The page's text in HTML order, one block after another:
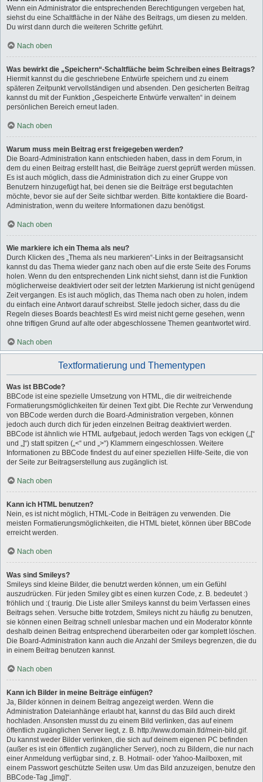
Wenn ein Administrator die entsprechenden Berechtigungen vergeben hat,
siehst du eine Schaltfläche in der Nähe des Beitrags, um diesen zu melden.
Du wirst dann durch die weiteren Schritte geführt.
Nach oben
Was bewirkt die „Speichern“-Schaltfläche beim Schreiben eines Beitrags?
Hiermit kannst du die geschriebene Entwürfe speichern und zu einem
späteren Zeitpunkt vervollständigen und absenden. Den gesicherten Beitrag
kannst du mit der Funktion „Gespeicherte Entwürfe verwalten“ in deinem
persönlichen Bereich erneut laden.
Nach oben
Warum muss mein Beitrag erst freigegeben werden?
Die Board-Administration kann entschieden haben, dass in dem Forum, in
dem du einen Beitrag erstellt hast, die Beiträge zuerst geprüft werden müssen.
Es ist auch möglich, dass die Administration dich zu einer Gruppe von
Benutzern hinzugefügt hat, bei denen sie die Beiträge erst begutachten
möchte, bevor sie auf der Seite sichtbar werden. Bitte kontaktiere die Board-
Administration, wenn du weitere Informationen dazu benötigst.
Nach oben
Wie markiere ich ein Thema als neu?
Durch Klicken des „Thema als neu markieren“-Links in der Beitragsansicht
kannst du das Thema wieder ganz nach oben auf die erste Seite des Forums
holen. Wenn du den entsprechenden Link nicht siehst, dann ist die Funktion
möglicherweise deaktiviert oder seit der letzten Markierung ist nicht genügend
Zeit vergangen. Es ist auch möglich, das Thema nach oben zu holen, indem
du einfach eine Antwort darauf schreibst. Stelle jedoch sicher, dass du die
Regeln dieses Boards beachtest! Es wird meist nicht gerne gesehen, wenn
ohne triftigen Grund auf alte oder abgeschlossene Themen geantwortet wird.
Nach oben
Textformatierung und Thementypen
Was ist BBCode?
BBCode ist eine spezielle Umsetzung von HTML, die dir weitreichende
Formatierungsmöglichkeiten für deinen Text gibt. Die Rechte zur Verwendung
von BBCode werden durch die Board-Administration vergeben, können
jedoch auch durch dich für jeden einzelnen Beitrag deaktiviert werden.
BBCode ist ähnlich wie HTML aufgebaut, jedoch werden Tags von eckigen („[“
und „]“) statt spitzen („<“ und „>“) Klammern eingeschlossen. Weitere
Informationen zu BBCode findest du auf einer speziellen Hilfe-Seite, die von
der Seite zur Beitragserstellung aus zugänglich ist.
Nach oben
Kann ich HTML benutzen?
Nein, es ist nicht möglich, HTML-Code in Beiträgen zu verwenden. Die
meisten Formatierungsmöglichkeiten, die HTML bietet, können über BBCode
erreicht werden.
Nach oben
Was sind Smileys?
Smileys sind kleine Bilder, die benutzt werden können, um ein Gefühl
auszudrücken. Für jeden Smiley gibt es einen kurzen Code, z. B. bedeutet :)
fröhlich und :( traurig. Die Liste aller Smileys kannst du beim Verfassen eines
Beitrags sehen. Versuche bitte trotzdem, Smileys nicht zu häufig zu benutzen,
sie können einen Beitrag schnell unlesbar machen und ein Moderator könnte
deshalb deinen Beitrag entsprechend überarbeiten oder gar komplett löschen.
Die Board-Administration kann auch die Anzahl der Smileys begrenzen, die du
in einem Beitrag benutzen kannst.
Nach oben
Kann ich Bilder in meine Beiträge einfügen?
Ja, Bilder können in deinem Beitrag angezeigt werden. Wenn die
Administration Dateianhänge erlaubt hat, kannst du das Bild auch direkt
hochladen. Ansonsten musst du zu einem Bild verlinken, das auf einem
öffentlich zugänglichen Server liegt, z. B. http://www.domain.tld/mein-bild.gif.
Du kannst weder Bilder verlinken, die sich auf deinem eigenen PC befinden
(außer es ist ein öffentlich zugänglicher Server), noch zu Bildern, die nur nach
einer Anmeldung verfügbar sind, z. B. Hotmail- oder Yahoo-Mailboxen, mit
einem Passwort geschützte Seiten usw. Um das Bild anzuzeigen, benutze den
BBCode-Tag „[img]“.